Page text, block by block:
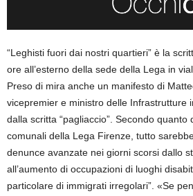
“Leghisti fuori dai nostri quartieri” è la
ore all’esterno della sede della Lega in
Preso di mira anche un manifesto di
vicepremier e ministro delle Infrastrutture
dalla scritta “pagliaccio”. Secondo
comunali della Lega Firenze, tutto
denunce avanzate nei giorni scorsi dallo
all’aumento di occupazioni di luoghi
particolare di immigrati irregolari”. «Se